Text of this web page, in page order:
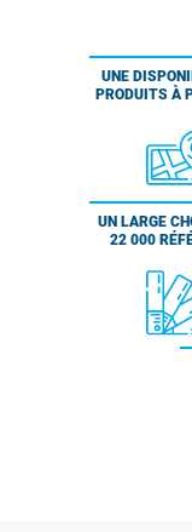
UNE
PRODUITS À
UN LARGE
22 000